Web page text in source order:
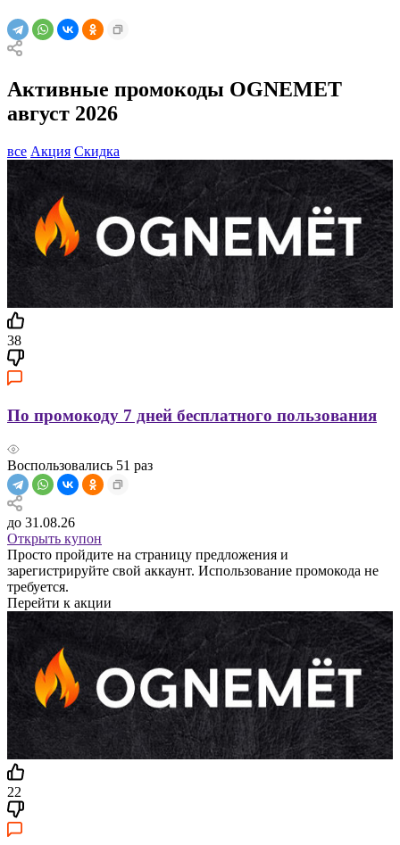
Активные промокоды OGNEMET
август 2026
все Акция Скидка
38
По промокоду 7 дней бесплатного пользования
Воспользовались 51 раз
до 31.08.26
Открыть купон
Просто пройдите на страницу предложения и
зарегистрируйте свой аккаунт. Использование промокода не
требуется.
Перейти к акции
22